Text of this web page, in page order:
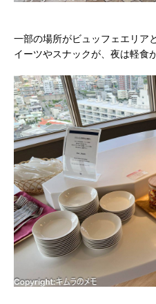
一部の場所がビュッフェエリア
イーツやスナックが、夜は軽食